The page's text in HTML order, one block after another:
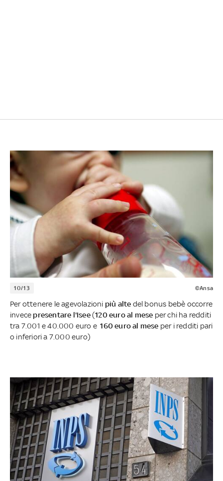
10/13 ©Ansa
Per ottenere le agevolazioni più alte del bonus bebè occorre
invece presentare l'Isee(120 euro al mese per chi ha redditi
tra 7.001 e 40.000 euro e 160 euro al mese per i redditi pari
o inferiori a 7.000 euro)